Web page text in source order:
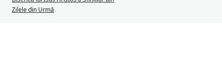
Zilele din Urmă